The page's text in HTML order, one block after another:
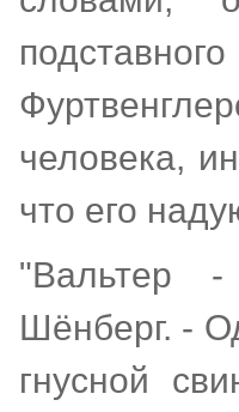
человека,
что его
"Вальтер
Шёнберг. -
гнусной